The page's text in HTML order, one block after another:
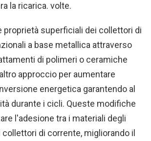
la ricarica. volte.
proprietà superficiali dei collettori di
a base metallica attraverso
di polimeri o ceramiche
approccio per aumentare
energetica garantendo al
durante i cicli. Queste modifiche
l'adesione tra i materiali degli
di corrente, migliorando il